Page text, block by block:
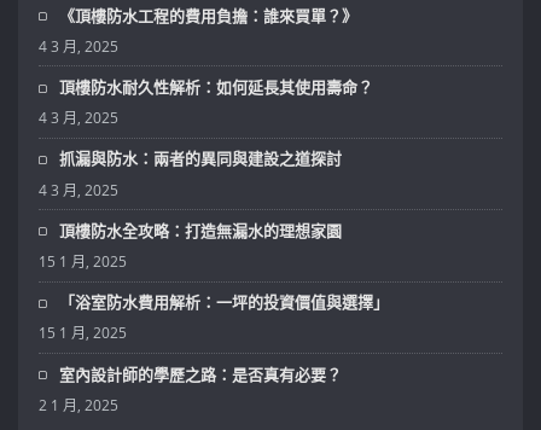
《頂樓防水工程的費用負擔：誰來買單？》
4 3 月, 2025
頂樓防水耐久性解析：如何延長其使用壽命？
4 3 月, 2025
抓漏與防水：兩者的異同與建設之道探討
4 3 月, 2025
頂樓防水全攻略：打造無漏水的理想家園
15 1 月, 2025
「浴室防水費用解析：一坪的投資價值與選擇」
15 1 月, 2025
室內設計師的學歷之路：是否真有必要？
2 1 月, 2025